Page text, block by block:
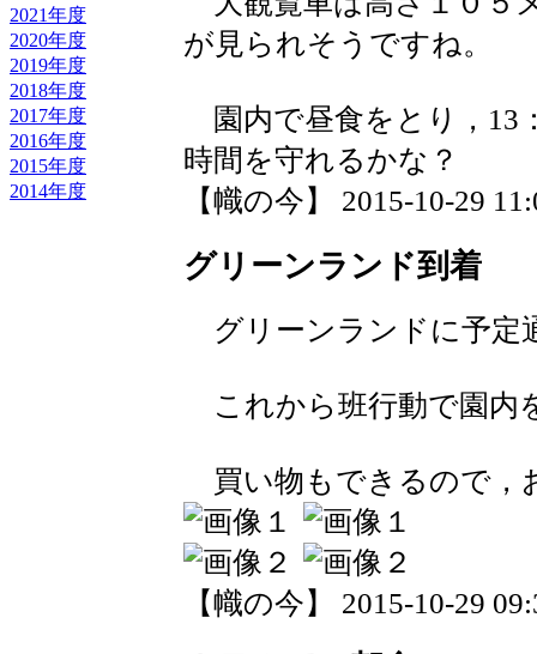
2021年度
2020年度
2019年度
2018年度
2017年度
2016年度
2015年度
2014年度
が見られそうですね。
園内で昼食をとり，13
時間を守れるかな？
【幟の今】 2015-10-29
グリーンランド到着
グリーンランドに予定
これから班行動で園内
買い物もできるので，
【幟の今】 2015-10-29